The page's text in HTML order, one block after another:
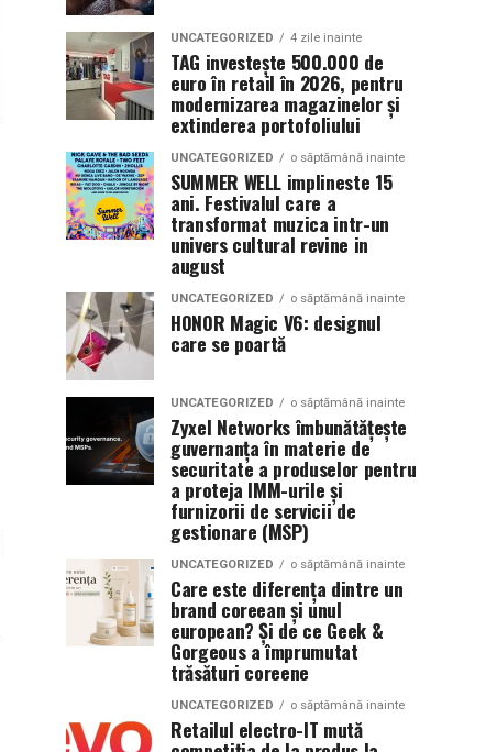
UNCATEGORIZED 4 zile inainte
TAG investește 500.000 de
euro în retail în 2026, pentru
modernizarea magazinelor și
extinderea portofoliului
UNCATEGORIZED o săptămână inainte
SUMMER WELL implineste 15
ani. Festivalul care a
transformat muzica intr-un
univers cultural revine in
august
UNCATEGORIZED o săptămână inainte
HONOR Magic V6: designul
care se poartă
UNCATEGORIZED o săptămână inainte
Zyxel Networks îmbunătățește
guvernanța în materie de
securitate a produselor pentru
a proteja IMM-urile și
furnizorii de servicii de
gestionare (MSP)
UNCATEGORIZED o săptămână inainte
Care este diferența dintre un
brand coreean și unul
european? Și de ce Geek &
Gorgeous a împrumutat
trăsături coreene
UNCATEGORIZED o săptămână inainte
Retailul electro-IT mută